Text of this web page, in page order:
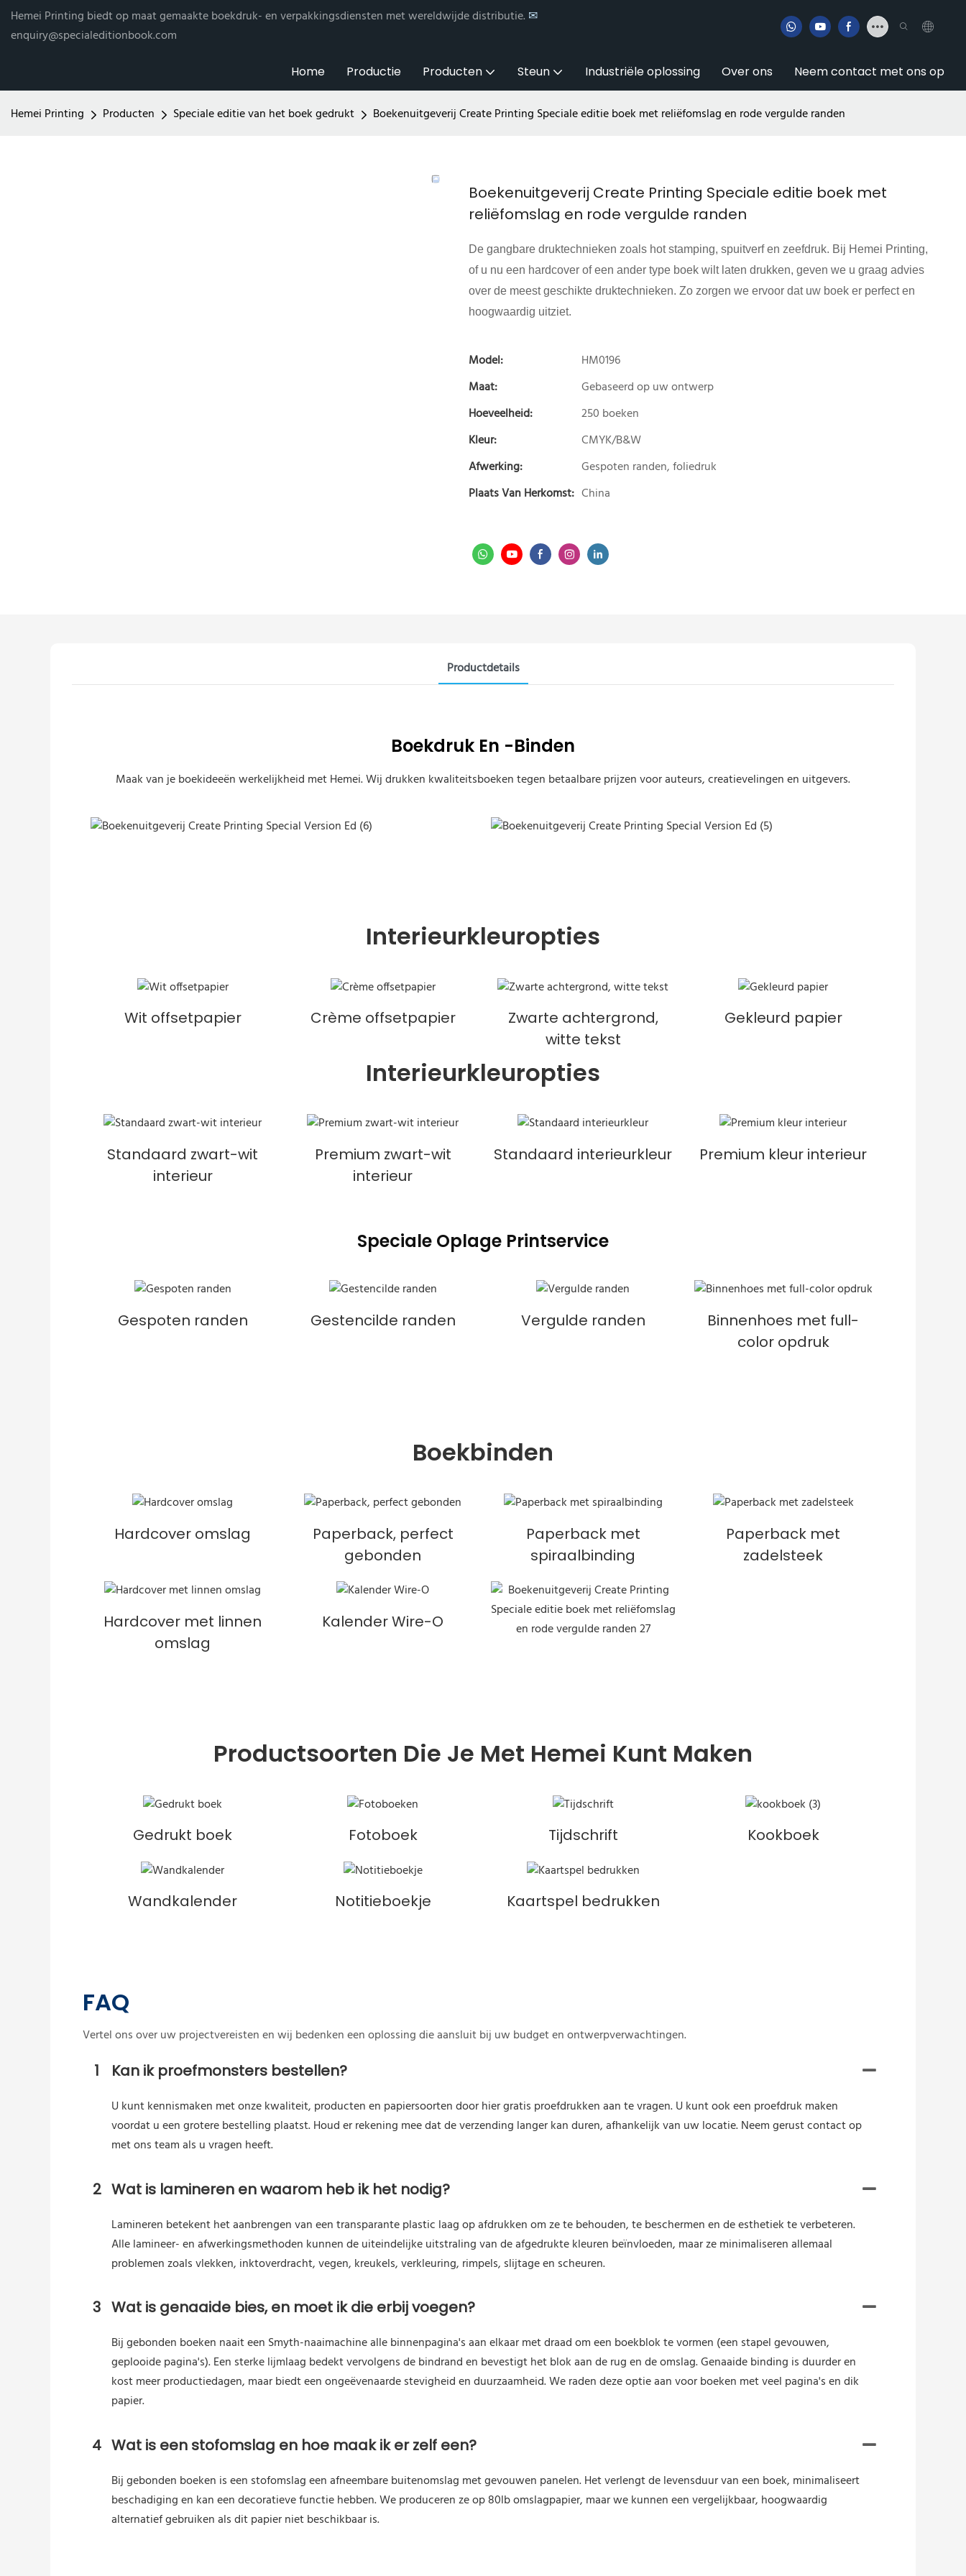
Hemei Printing biedt op maat gemaakte boekdruk- en verpakkingsdiensten met wereldwijde distributie. ✉
enquiry@specialeditionbook.com
Home Productie Producten Steun Industriële oplossing Over ons Neem contact met ons op
Hemei Printing Producten Speciale editie van het boek gedrukt Boekenuitgeverij Create Printing Speciale editie boek met reliëfomslag en rode vergulde randen
Boekenuitgeverij Create Printing Speciale editie boek met
reliëfomslag en rode vergulde randen
De gangbare druktechnieken zoals hot stamping, spuitverf en zeefdruk. Bij Hemei Printing,
of u nu een hardcover of een ander type boek wilt laten drukken, geven we u graag advies
over de meest geschikte druktechnieken. Zo zorgen we ervoor dat uw boek er perfect en
hoogwaardig uitziet.
Model:
HM0196
Maat:
Gebaseerd op uw ontwerp
Hoeveelheid:
250 boeken
Kleur:
CMYK/B&W
Afwerking:
Gespoten randen, foliedruk
Plaats Van Herkomst: China
Productdetails
Boekdruk En -binden
Maak van je boekideeën werkelijkheid met Hemei. Wij drukken kwaliteitsboeken tegen betaalbare prijzen voor auteurs, creatievelingen en uitgevers.
Interieurkleuropties
Wit offsetpapier Crème offsetpapier
Zwarte achtergrond,
witte tekst
Gekleurd papier
Interieurkleuropties
Standaard zwart-wit
interieur
Premium zwart-wit
interieur
Standaard interieurkleur Premium kleur interieur
Speciale Oplage Printservice
Gespoten randen Gestencilde randen Vergulde randen
Binnenhoes met full-
color opdruk
Boekbinden
Hardcover omslag
Paperback, perfect
gebonden
Paperback met
spiraalbinding
Paperback met
zadelsteek
Hardcover met linnen
omslag
Kalender Wire-O
Productsoorten Die Je Met Hemei Kunt Maken
Gedrukt boek Fotoboek Tijdschrift Kookboek
Wandkalender Notitieboekje Kaartspel bedrukken
FAQ
Vertel ons over uw projectvereisten en wij bedenken een oplossing die aansluit bij uw budget en ontwerpverwachtingen.
1 Kan ik proefmonsters bestellen?
U kunt kennismaken met onze kwaliteit, producten en papiersoorten door hier gratis proefdrukken aan te vragen. U kunt ook een proefdruk maken
voordat u een grotere bestelling plaatst. Houd er rekening mee dat de verzending langer kan duren, afhankelijk van uw locatie. Neem gerust contact op
met ons team als u vragen heeft.
2 Wat is lamineren en waarom heb ik het nodig?
Lamineren betekent het aanbrengen van een transparante plastic laag op afdrukken om ze te behouden, te beschermen en de esthetiek te verbeteren.
Alle lamineer- en afwerkingsmethoden kunnen de uiteindelijke uitstraling van de afgedrukte kleuren beïnvloeden, maar ze minimaliseren allemaal
problemen zoals vlekken, inktoverdracht, vegen, kreukels, verkleuring, rimpels, slijtage en scheuren.
3 Wat is genaaide bies, en moet ik die erbij voegen?
Bij gebonden boeken naait een Smyth-naaimachine alle binnenpagina's aan elkaar met draad om een ​​boekblok te vormen (een stapel gevouwen,
geplooide pagina's). Een sterke lijmlaag bedekt vervolgens de bindrand en bevestigt het blok aan de rug en de omslag. Genaaide binding is duurder en
kost meer productiedagen, maar biedt een ongeëvenaarde stevigheid en duurzaamheid. We raden deze optie aan voor boeken met veel pagina's en dik
papier.
4 Wat is een stofomslag en hoe maak ik er zelf een?
Bij gebonden boeken is een stofomslag een afneembare buitenomslag met gevouwen panelen. Het verlengt de levensduur van een boek, minimaliseert
beschadiging en kan een decoratieve functie hebben. We produceren ze op 80lb omslagpapier, maar we kunnen een vergelijkbaar, hoogwaardig
alternatief gebruiken als dit papier niet beschikbaar is.